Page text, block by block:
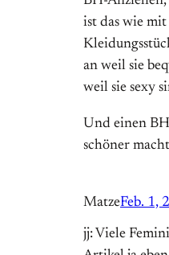
ist das wie
an weil sie
weil sie sexy
Und einen
schöner
MatzeFeb. 1,
jj: Viele